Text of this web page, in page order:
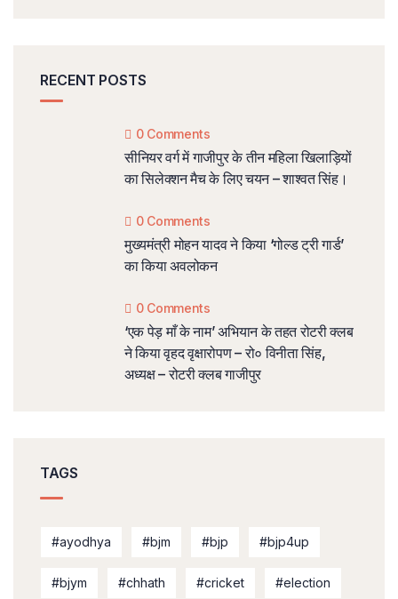
RECENT POSTS
0 Comments
सीनियर वर्ग में गाजीपुर के तीन महिला खिलाड़ियों
का सिलेक्शन मैच के लिए चयन – शाश्वत सिंह।
0 Comments
मुख्यमंत्री मोहन यादव ने किया ‘गोल्ड ट्री गार्ड’
का किया अवलोकन
0 Comments
‘एक पेड़ माँ के नाम’ अभियान के तहत रोटरी क्लब
ने किया वृहद वृक्षारोपण – रो० विनीता सिंह,
अध्यक्ष – रोटरी क्लब गाजीपुर
TAGS
#ayodhya #bjm #bjp #bjp4up
#bjym #chhath #cricket #election